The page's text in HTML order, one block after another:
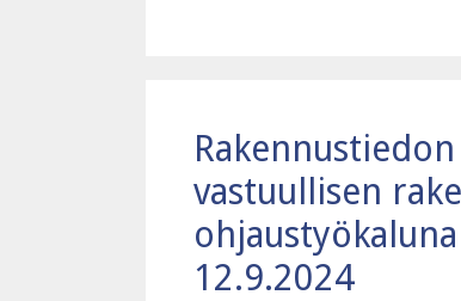
vastuullisen
12.9.2024